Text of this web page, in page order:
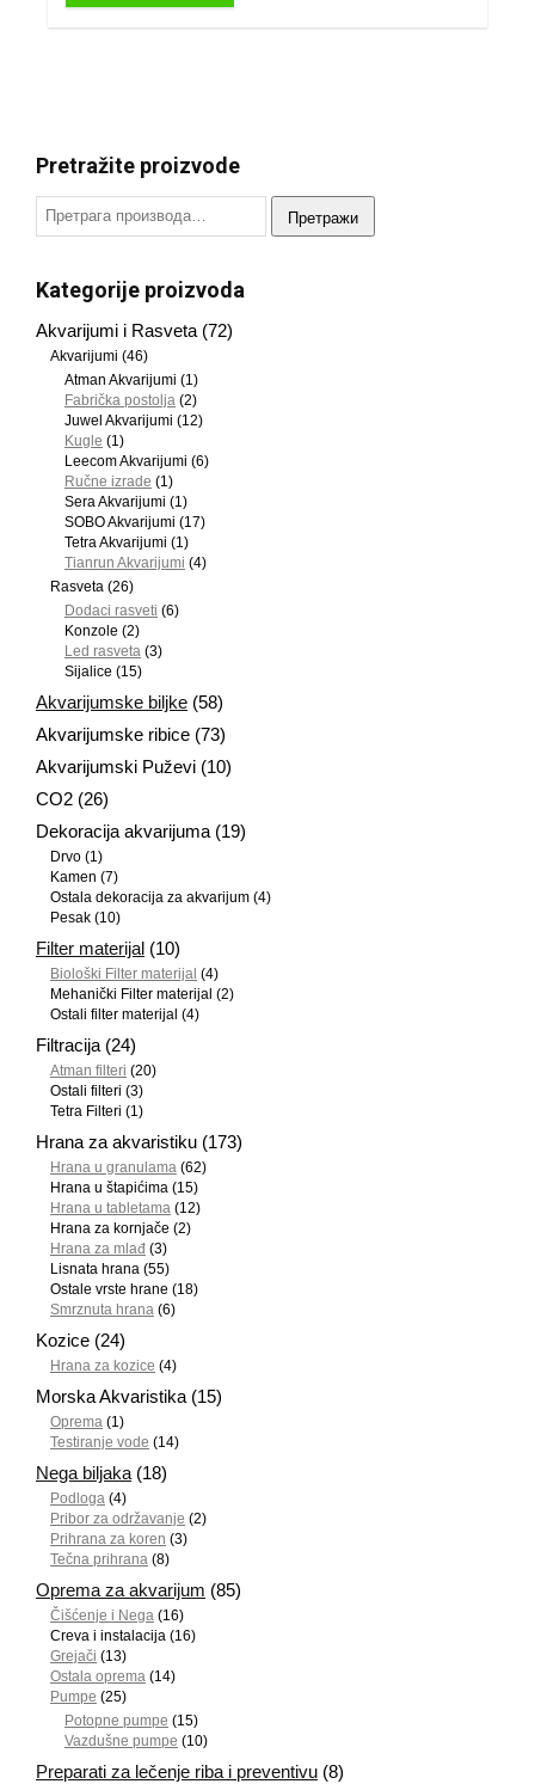
Pretražite proizvode
Претражи
Kategorije proizvoda
Akvarijumi i Rasveta (72)
Akvarijumi (46)
Atman Akvarijumi (1)
Fabrička postolja (2)
Juwel Akvarijumi (12)
Kugle (1)
Leecom Akvarijumi (6)
Ručne izrade (1)
Sera Akvarijumi (1)
SOBO Akvarijumi (17)
Tetra Akvarijumi (1)
Tianrun Akvarijumi (4)
Rasveta (26)
Dodaci rasveti (6)
Konzole (2)
Led rasveta (3)
Sijalice (15)
Akvarijumske biljke (58)
Akvarijumske ribice (73)
Akvarijumski Puževi (10)
CO2 (26)
Dekoracija akvarijuma (19)
Drvo (1)
Kamen (7)
Ostala dekoracija za akvarijum (4)
Pesak (10)
Filter materijal (10)
Biološki Filter materijal (4)
Mehanički Filter materijal (2)
Ostali filter materijal (4)
Filtracija (24)
Atman filteri (20)
Ostali filteri (3)
Tetra Filteri (1)
Hrana za akvaristiku (173)
Hrana u granulama (62)
Hrana u štapićima (15)
Hrana u tabletama (12)
Hrana za kornjače (2)
Hrana za mlađ (3)
Lisnata hrana (55)
Ostale vrste hrane (18)
Smrznuta hrana (6)
Kozice (24)
Hrana za kozice (4)
Morska Akvaristika (15)
Oprema (1)
Testiranje vode (14)
Nega biljaka (18)
Podloga (4)
Pribor za održavanje (2)
Prihrana za koren (3)
Tečna prihrana (8)
Oprema za akvarijum (85)
Čišćenje i Nega (16)
Creva i instalacija (16)
Grejači (13)
Ostala oprema (14)
Pumpe (25)
Potopne pumpe (15)
Vazdušne pumpe (10)
Preparati za lečenje riba i preventivu (8)